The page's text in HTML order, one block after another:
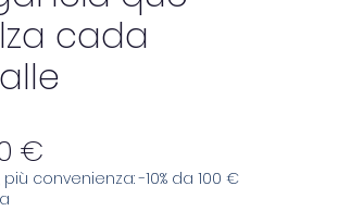
cada
€
più convenienza: -10% da 100 €